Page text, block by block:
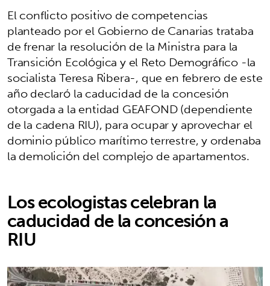
El conflicto positivo de competencias
planteado por el Gobierno de Canarias trataba
de frenar la resolución de la Ministra para la
Transición Ecológica y el Reto Demográfico -la
socialista Teresa Ribera-, que en febrero de este
año declaró la caducidad de la concesión
otorgada a la entidad GEAFOND (dependiente
de la cadena RIU), para ocupar y aprovechar el
dominio público marítimo terrestre, y ordenaba
la demolición del complejo de apartamentos.
Los ecologistas celebran la
caducidad de la concesión a
RIU